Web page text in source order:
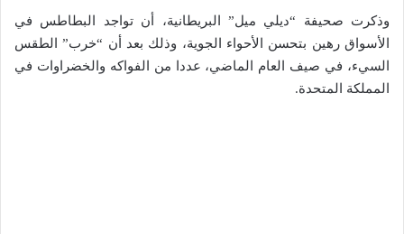
وذكرت صحيفة “ديلي ميل” البريطانية، أن تواجد البطاطس في
الأسواق رهين بتحسن الأحواء الجوية، وذلك بعد أن “خرب” الطقس
السيء، في صيف العام الماضي، عددا من الفواكه والخضراوات في
المملكة المتحدة.